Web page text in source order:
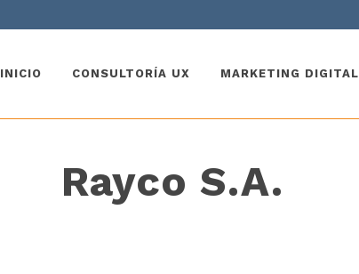
INICIO CONSULTORÍA UX MARKETING DIGITAL
Rayco S.A.